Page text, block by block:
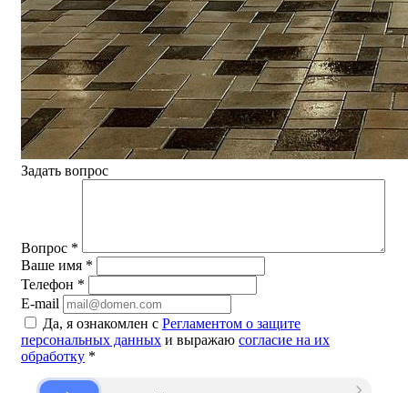
Задать вопрос
Вопрос *
Ваше имя *
Телефон *
E-mail
Да, я ознакомлен с Регламентом о защите
персональных данных и выражаю согласие на их
обработку *